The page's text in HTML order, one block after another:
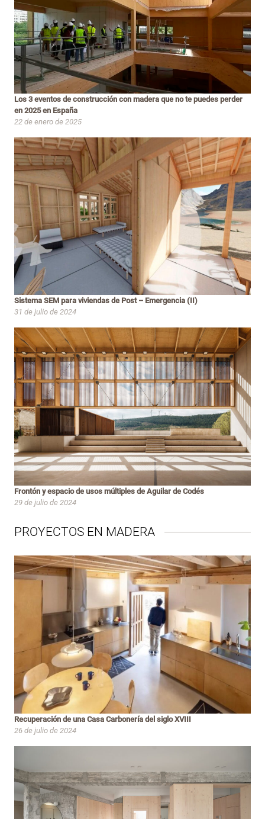
Los 3 eventos de construcción con madera que no te puedes perder
en 2025 en España
22 de enero de 2025
Sistema SEM para viviendas de Post – Emergencia (II)
31 de julio de 2024
Frontón y espacio de usos múltiples de Aguilar de Codés
29 de julio de 2024
PROYECTOS EN MADERA
Recuperación de una Casa Carbonería del siglo XVIII
26 de julio de 2024